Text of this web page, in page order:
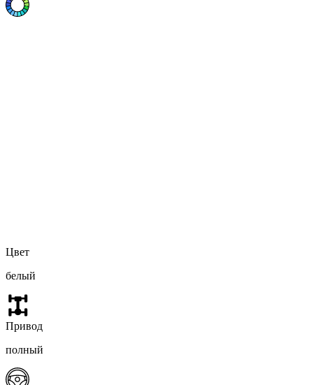
Цвет
белый
Привод
полный